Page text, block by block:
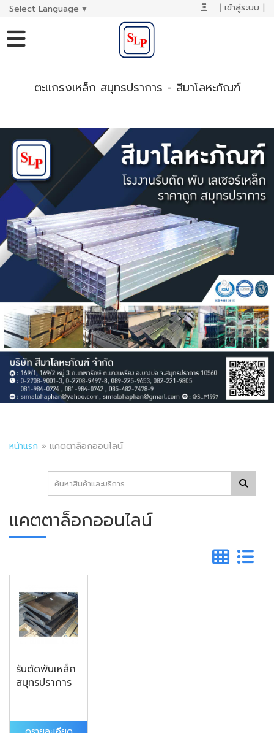
Select Language ▼ | เข้าสู่ระบบ |
ตะแกรงเหล็ก สมุทรปราการ - สีมาโลหะภัณฑ์
หน้าแรก » แคตตาล็อกออนไลน์
แคตตาล็อกออนไลน์
รับตัดพับเหล็ก
สมุทรปราการ